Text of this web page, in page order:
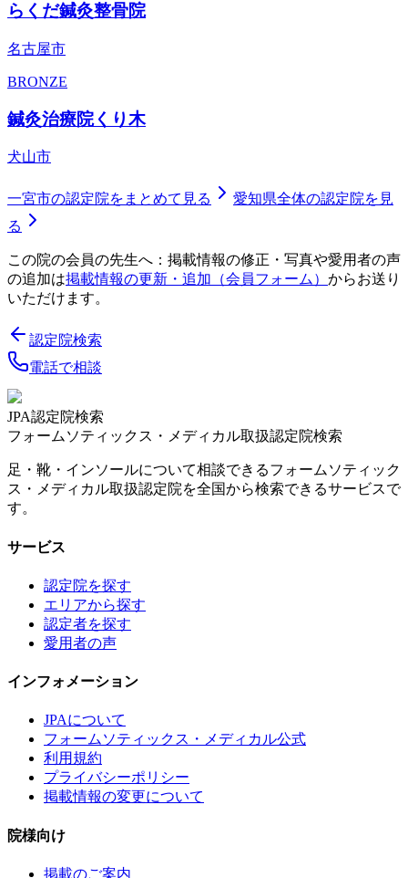
らくだ鍼灸整骨院
名古屋市
BRONZE
鍼灸治療院くり木
犬山市
一宮市の認定院をまとめて見る 愛知県全体の認定院を見
る
この院の会員の先生へ：掲載情報の修正・写真や愛用者の声
の追加は掲載情報の更新・追加（会員フォーム） からお送り
いただけます。
認定院検索
電話で相談
JPA認定院検索
フォームソティックス・メディカル取扱認定院検索
足・靴・インソールについて相談できるフォームソティック
ス・メディカル取扱認定院を全国から検索できるサービスで
す。
サービス
認定院を探す
エリアから探す
認定者を探す
愛用者の声
インフォメーション
JPAについて
フォームソティックス・メディカル公式
利用規約
プライバシーポリシー
掲載情報の変更について
院様向け
掲載のご案内